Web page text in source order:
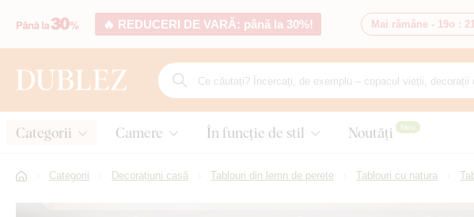
🔥 REDUCERI DE VARĂ: până la 30%! Mai rămâne - 19o :
Categorii Camere În funcție de stil Noutăți Nou
Categorii Decorațiuni casă Tablouri din lemn de perete Tablouri cu natura